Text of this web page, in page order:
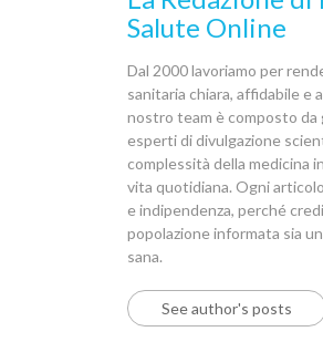
Salute Online
Dal 2000 lavoriamo per
sanitaria chiara, affidabile e
nostro team è composto da
esperti di divulgazione
complessità della medicina
vita quotidiana. Ogni
e indipendenza, perché
popolazione informata sia
sana.
See author's posts